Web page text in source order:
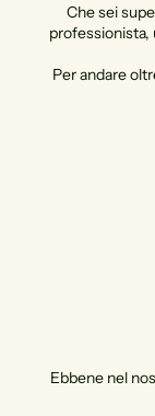
Che sei
professionista,
Per andare
Ebbene nel